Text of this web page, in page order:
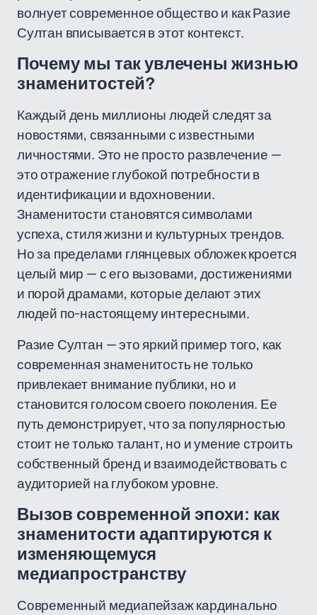
волнует современное общество и как Разие
Султан вписывается в этот контекст.
Почему мы так увлечены жизнью
знаменитостей?
Каждый день миллионы людей следят за
новостями, связанными с известными
личностями. Это не просто развлечение —
это отражение глубокой потребности в
идентификации и вдохновении.
Знаменитости становятся символами
успеха, стиля жизни и культурных трендов.
Но за пределами глянцевых обложек кроется
целый мир — с его вызовами, достижениями
и порой драмами, которые делают этих
людей по-настоящему интересными.
Разие Султан — это яркий пример того, как
современная знаменитость не только
привлекает внимание публики, но и
становится голосом своего поколения. Ее
путь демонстрирует, что за популярностью
стоит не только талант, но и умение строить
собственный бренд и взаимодействовать с
аудиторией на глубоком уровне.
Вызов современной эпохи: как
знаменитости адаптируются к
изменяющемуся
медиапространству
Современный медиапейзаж кардинально